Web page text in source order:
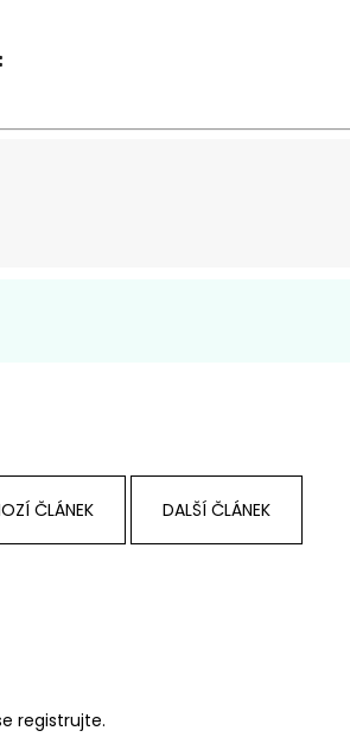
ČLÁNEK DALŠÍ ČLÁNEK
registrujte.